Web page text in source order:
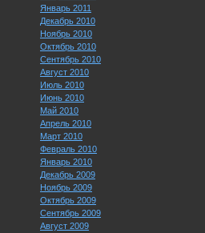
Январь 2011
Декабрь 2010
Ноябрь 2010
Октябрь 2010
Сентябрь 2010
Август 2010
Июль 2010
Июнь 2010
Май 2010
Апрель 2010
Март 2010
Февраль 2010
Январь 2010
Декабрь 2009
Ноябрь 2009
Октябрь 2009
Сентябрь 2009
Август 2009